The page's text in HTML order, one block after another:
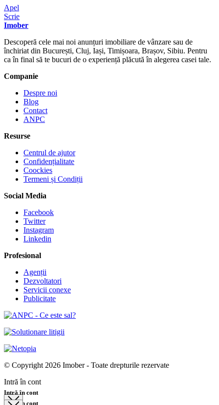
Apel
Scrie
Imober
Descoperă cele mai noi anunțuri imobiliare de vânzare sau de
închiriat din București, Cluj, Iași, Timișoara, Brașov, Sibiu. Pentru
ca în final să te bucuri de o experiență plăcută în alegerea casei tale.
Companie
Despre noi
Blog
Contact
ANPC
Resurse
Centrul de ajutor
Confidențialitate
Coockies
Termeni și Condiții
Social Media
Facebook
Twitter
Instagram
Linkedin
Profesional
Agenții
Dezvoltatori
Servicii conexe
Publicitate
© Copyright 2026 Imober - Toate drepturile rezervate
Intră în cont
Intră în cont
Intră în cont